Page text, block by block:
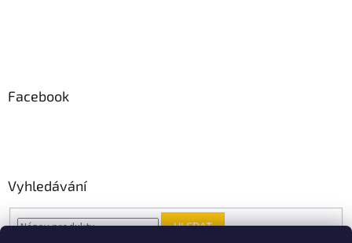
Facebook
Vyhledávání
HLEDAT